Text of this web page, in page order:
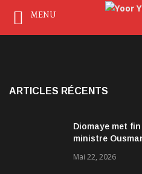
ARTICLES RÉCENTS
Diomaye met
ministre
Mai 22, 2026
MENU